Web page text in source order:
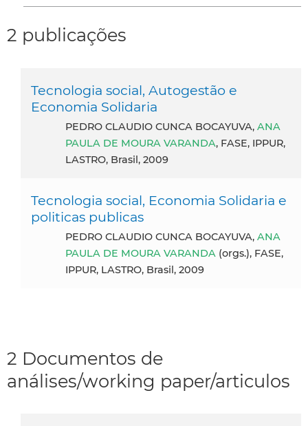
2 publicações
Tecnologia social, Autogestão e
Economia Solidaria
PEDRO CLAUDIO CUNCA BOCAYUVA, ANA
PAULA DE MOURA VARANDA, FASE, IPPUR,
LASTRO, Brasil, 2009
Tecnologia social, Economia Solidaria e
politicas publicas
PEDRO CLAUDIO CUNCA BOCAYUVA, ANA
PAULA DE MOURA VARANDA (orgs.), FASE,
IPPUR, LASTRO, Brasil, 2009
2 Documentos de
análises/working paper/articulos